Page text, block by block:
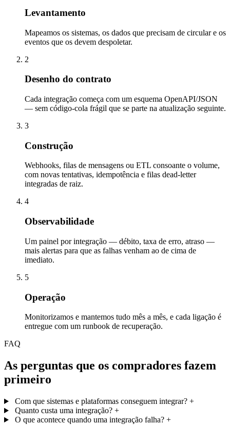
Levantamento
Mapeamos os sistemas, os dados que precisam de circular e os
eventos que os devem despoletar.
2
Desenho do contrato
Cada integração começa com um esquema OpenAPI/JSON
— sem código-cola frágil que se parte na atualização seguinte.
3
Construção
Webhooks, filas de mensagens ou ETL consoante o volume,
com novas tentativas, idempotência e filas dead-letter
integradas de raiz.
4
Observabilidade
Um painel por integração — débito, taxa de erro, atraso —
mais alertas para que as falhas venham ao de cima de
imediato.
5
Operação
Monitorizamos e mantemos tudo mês a mês, e cada ligação é
entregue com um runbook de recuperação.
FAQ
As perguntas que os compradores fazem
primeiro
Com que sistemas e plataformas conseguem integrar? +
Quanto custa uma integração? +
O que acontece quando uma integração falha? +